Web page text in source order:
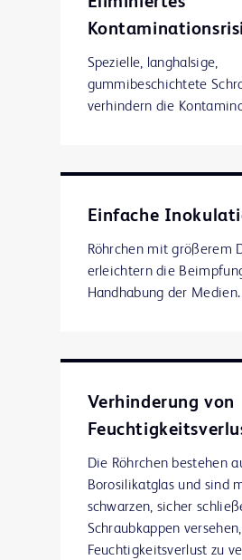
Spezielle, langhalsige,
gummibeschichtete
verhindern die
Einfache
Röhrchen mit größerem
erleichtern die
Handhabung der Medien.
Verhinderung von
Die Röhrchen bestehen
Borosilikatglas und sind
schwarzen, sicher
Schraubkappen
Feuchtigkeitsverlust zu